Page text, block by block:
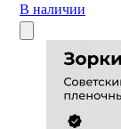
В наличии